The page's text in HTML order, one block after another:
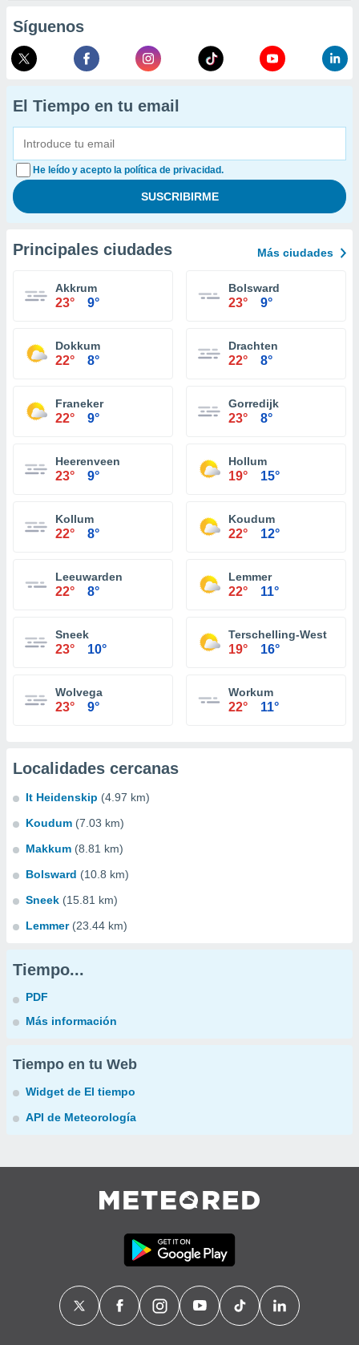
Síguenos
El Tiempo en tu email
He leído y acepto la política de privacidad.
Principales ciudades Más ciudades
Akkrum
23° 9°
Bolsward
23° 9°
Dokkum
22° 8°
Drachten
22° 8°
Franeker
22° 9°
Gorredijk
23° 8°
Heerenveen
23° 9°
Hollum
19° 15°
Kollum
22° 8°
Koudum
22° 12°
Leeuwarden
22° 8°
Lemmer
22° 11°
Sneek
23° 10°
Terschelling-West
19° 16°
Wolvega
23° 9°
Workum
22° 11°
Localidades cercanas
It Heidenskip (4.97 km)
Koudum (7.03 km)
Makkum (8.81 km)
Bolsward (10.8 km)
Sneek (15.81 km)
Lemmer (23.44 km)
Tiempo...
PDF
Más información
Tiempo en tu Web
Widget de El tiempo
API de Meteorología